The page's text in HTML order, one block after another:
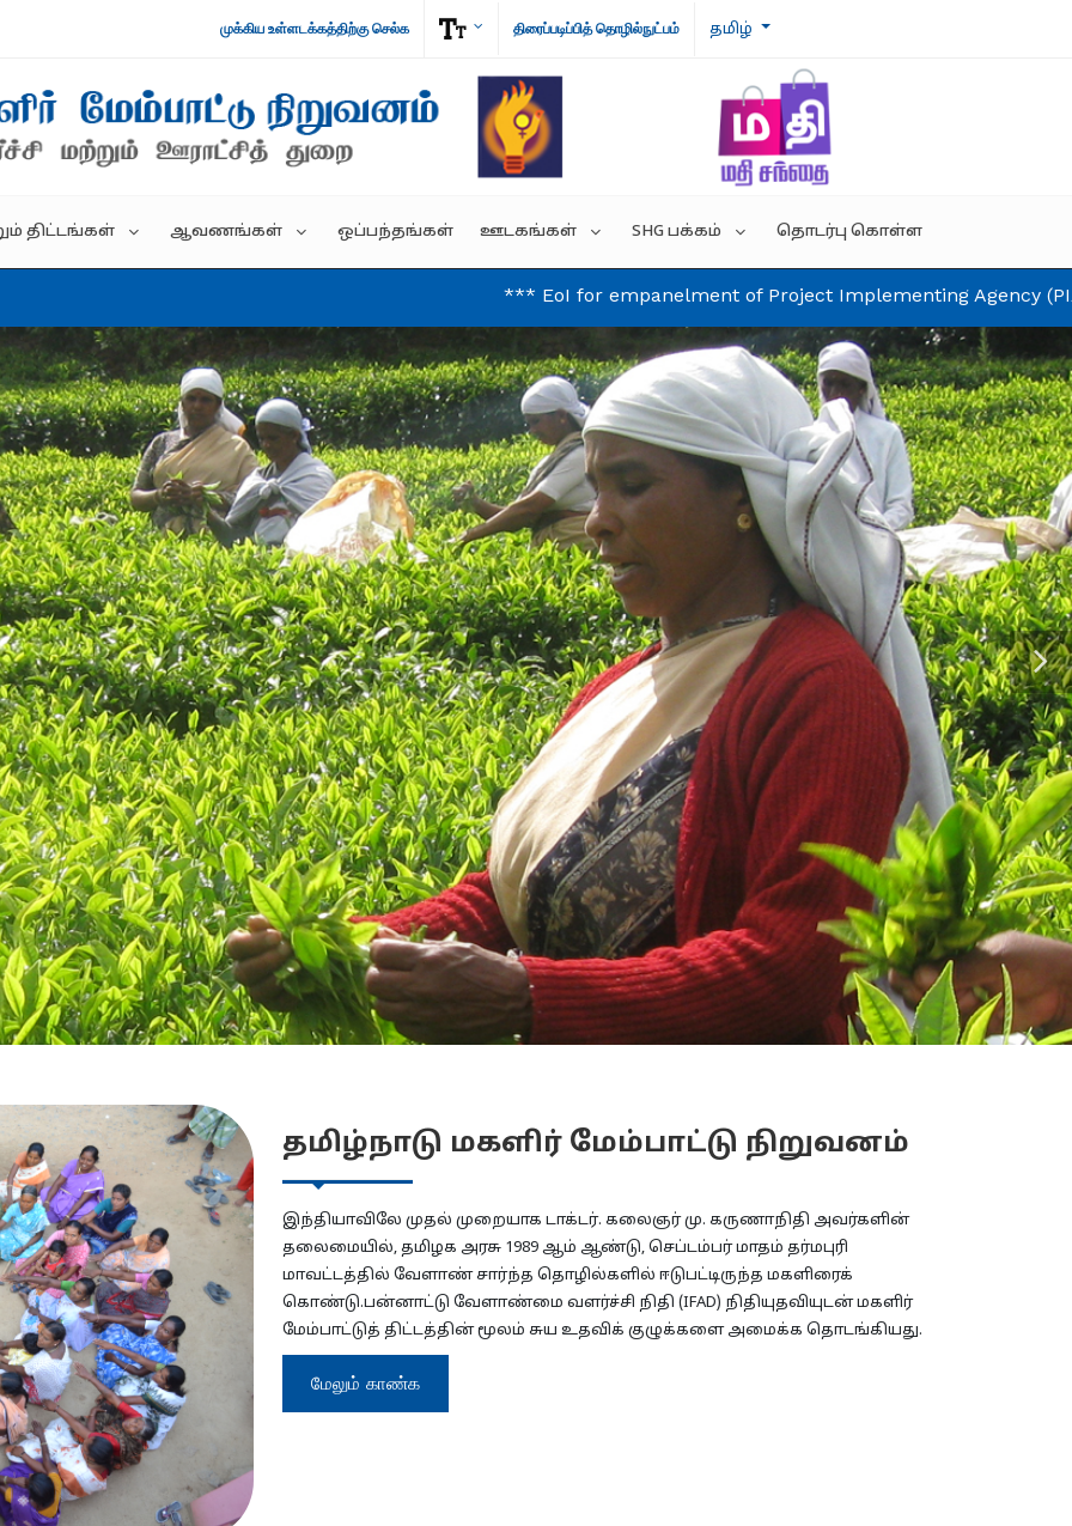
முக்கிய உள்ளடக்கத்திற்கு செல்க திரைப்படிப்பித் தொழில்நுட்பம் தமிழ்
திட்டங்கள்
ஊரக
ஆவணங்கள்
குடிமக்கள் படிவங்கள்
காப்பகங்கள்
கொள்கை குறிப்பு
அரசாணைகள்
செய்யகுரு கூட்ட ஆணை
வழிகாட்டுதல்கள்
RTI -PIO A&A
பாத்திரங்கள் மற்றும்
பொறுப்புகள்
வேலை விவரம்
ஒப்பந்தங்கள் ஊடகங்கள்
பரிந்துரை இணைப்புகள்
ARCHIVES
SHG பக்கம்
வெற்றிக் கதைகள்
SHG அமைப்பு
SHG தயாரிப்புகள்
தொடர்பு கொள்ள
*** EoI for empanelment of Project Implementing Agency (PIAs) under
தமிழ்நாடு மகளிர் மேம்பாட்டு நிறுவனம்
இந்தியாவிலே முதல் முறையாக டாக்டர். கலைஞர் மு. கருணாநிதி அவர்களின்
தலைமையில், தமிழக அரசு 1989 ஆம் ஆண்டு, செப்டம்பர் மாதம் தர்மபுரி
மாவட்டத்தில் வேளாண் சார்ந்த தொழில்களில் ஈடுபட்டிருந்த மகளிரைக்
கொண்டு.பன்னாட்டு வேளாண்மை வளர்ச்சி நிதி (IFAD) நிதியுதவியுடன் மகளிர்
மேம்பாட்டுத் திட்டத்தின் மூலம் சுய உதவிக் குழுக்களை அமைக்க தொடங்கியது.
மேலும் காண்க